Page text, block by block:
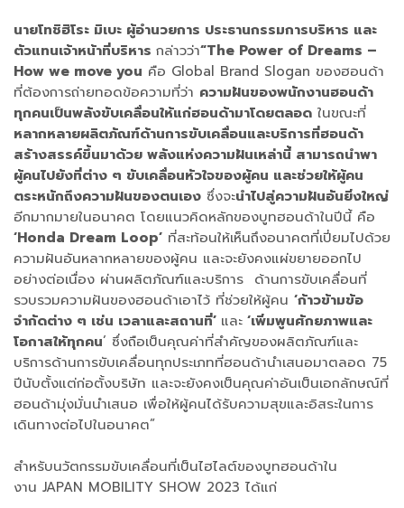
นายโทชิฮิโระ มิเบะ ผู้อำนวยการ ประธานกรรมการบริหาร และ
ตัวแทนเจ้าหน้าที่บริหาร กล่าวว่า“The Power of Dreams –
How we move you คือ Global Brand Slogan ของฮอนด้า
ที่ต้องการถ่ายทอดข้อความที่ว่า ความฝันของพนักงานฮอนด้า
ทุกคนเป็นพลังขับเคลื่อนให้แก่ฮอนด้ามาโดยตลอด ในขณะที่
หลากหลายผลิตภัณฑ์ด้านการขับเคลื่อนและบริการที่ฮอนด้า
สร้างสรรค์ขึ้นมาด้วย พลังแห่งความฝันเหล่านี้ สามารถนำพา
ผู้คนไปยังที่ต่าง ๆ ขับเคลื่อนหัวใจของผู้คน และช่วยให้ผู้คน
ตระหนักถึงความฝันของตนเอง ซึ่งจะนำไปสู่ความฝันอันยิ่งใหญ่
อีกมากมายในอนาคต โดยแนวคิดหลักของบูทฮอนด้าในปีนี้ คือ
‘Honda Dream Loop’ ที่สะท้อนให้เห็นถึงอนาคตที่เปี่ยมไปด้วย
ความฝันอันหลากหลายของผู้คน และจะยังคงแผ่ขยายออกไป
อย่างต่อเนื่อง ผ่านผลิตภัณฑ์และบริการ ด้านการขับเคลื่อนที่
รวบรวมความฝันของฮอนด้าเอาไว้ ที่ช่วยให้ผู้คน ‘ก้าวข้ามข้อ
จำกัดต่าง ๆ เช่น เวลาและสถานที่’ และ ‘เพิ่มพูนศักยภาพและ
โอกาสให้ทุกคน’ ซึ่งถือเป็นคุณค่าที่สำคัญของผลิตภัณฑ์และ
บริการด้านการขับเคลื่อนทุกประเภทที่ฮอนด้านำเสนอมาตลอด 75
ปีนับตั้งแต่ก่อตั้งบริษัท และจะยังคงเป็นคุณค่าอันเป็นเอกลักษณ์ที่
ฮอนด้ามุ่งมั่นนำเสนอ เพื่อให้ผู้คนได้รับความสุขและอิสระในการ
เดินทางต่อไปในอนาคต”
สำหรับนวัตกรรมขับเคลื่อนที่เป็นไฮไลต์ของบูทฮอนด้าใน
งาน JAPAN MOBILITY SHOW 2023 ได้แก่